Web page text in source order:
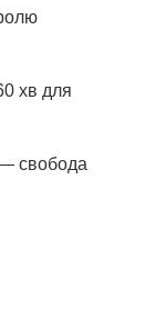
хв для
свобода